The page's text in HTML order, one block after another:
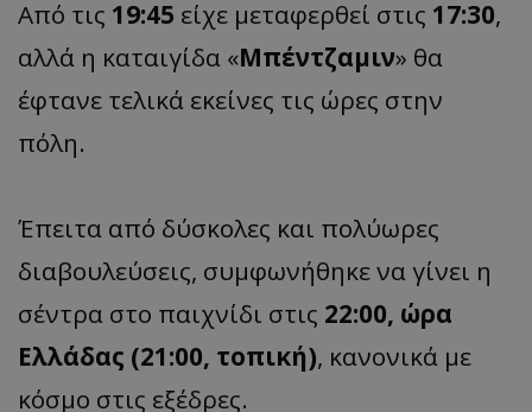
Από τις 19:45 είχε μεταφερθεί στις 17:30,
αλλά η καταιγίδα «Μπέντζαμιν» θα
έφτανε τελικά εκείνες τις ώρες στην
πόλη.
Έπειτα από δύσκολες και πολύωρες
διαβουλεύσεις, συμφωνήθηκε να γίνει η
σέντρα στο παιχνίδι στις 22:00, ώρα
Ελλάδας (21:00, τοπική), κανονικά με
κόσμο στις εξέδρες.